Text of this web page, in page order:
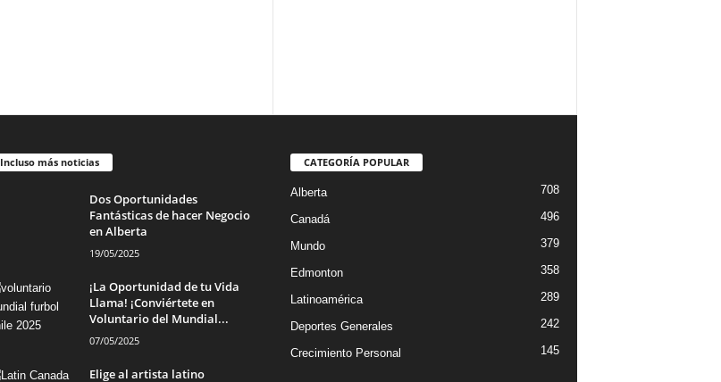
Incluso más noticias
Dos Oportunidades
Fantásticas de hacer Negocio
en Alberta
19/05/2025
¡La Oportunidad de tu Vida
Llama! ¡Conviértete en
Voluntario del Mundial...
07/05/2025
Elige al artista latino
CATEGORÍA POPULAR
Alberta 708
Canadá 496
Mundo 379
Edmonton 358
Latinoamérica 289
Deportes Generales 242
Crecimiento Personal 145